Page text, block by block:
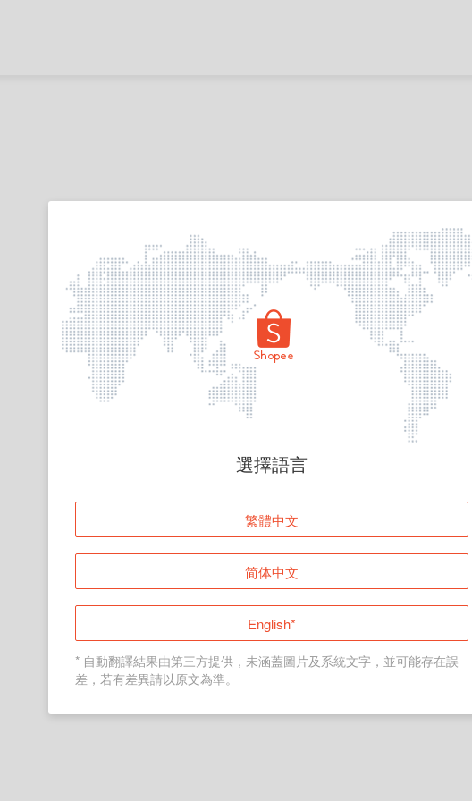
頁面無法顯示
登入
返回首頁
選擇語言
繁體中文
简体中文
English*
* 自動翻譯結果由第三方提供，未涵蓋圖片及系統文字，並可能存在誤
差，若有差異請以原文為準。